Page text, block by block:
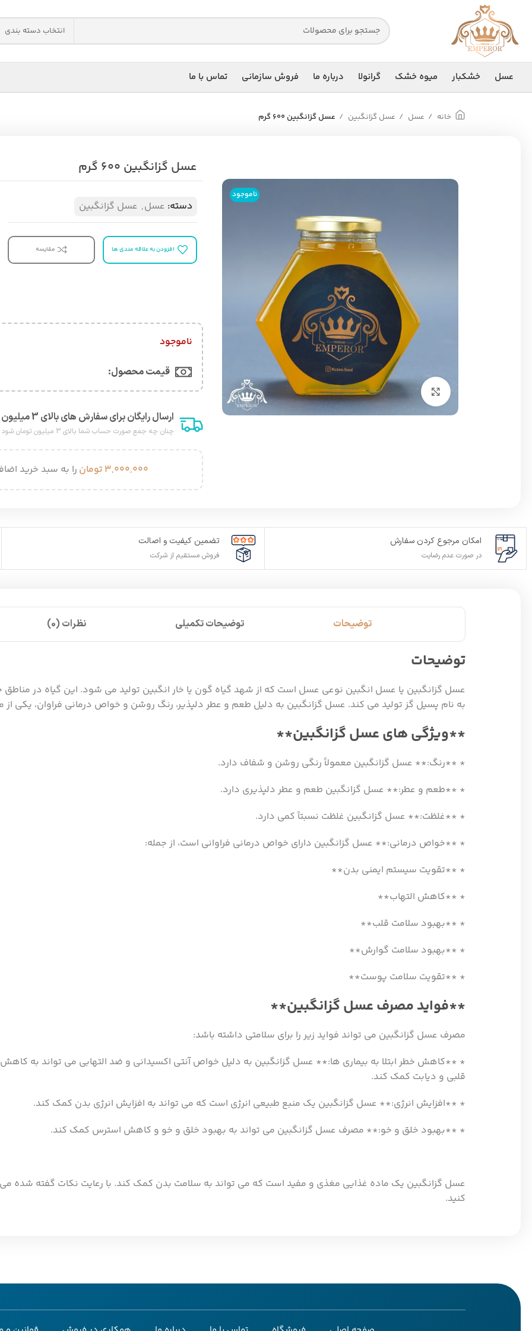
انتخاب دسته بندی
عسل خشکبار میوه خشک گرانولا درباره ما فروش سازمانی تماس با ما
خانه عسل عسل گزانگبین عسل گزانگبین 600 گرم
ناموجود
برای بزرگنمایی کلیک کنید
عسل گزانگبین 600 گرم
دسته: عسل, عسل گزانگبین
افزودن به علاقه مندی ها مقایسه
ناموجود
قیمت محصول:​
ارسال رایگان برای سفارش های بالای 3 میلیون هزار تومان
چنان چه جمع صورت حساب شما بالای 3 میلیون تومان شود هزینه پست برای شما به صورت رایگان محاصبه خواهد شد.
۳,۰۰۰,۰۰۰ تومان را به سبد خرید
امکان مرجوع کردن سفارش
در صورت عدم رضایت
تضمین کیفیت و اصالت
فروش مستقیم از شرکت
توضیحات توضیحات تکمیلی نظرات (0)
توضیحات
عسل گزانگبین یا عسل انگبین نوعی عسل است که از شهد گیاه گون یا خار انگبین تولید می شود. این گیاه در
به نام پسیل گز تولید می کند. عسل گزانگبین به دلیل طعم و عطر دلپذیر، رنگ روشن و خواص درمانی فراوان، یکی
**ویژگی های عسل گزانگبین**
* **رنگ:** عسل گزانگبین معمولاً رنگی روشن و شفاف دارد.
* **طعم و عطر:** عسل گزانگبین طعم و عطر دلپذیری دارد.
* **غلظت:** عسل گزانگبین غلظت نسبتاً کمی دارد.
* **خواص درمانی:** عسل گزانگبین دارای خواص درمانی فراوانی است، از جمله:
* **تقویت سیستم ایمنی بدن**
* **کاهش التهاب**
* **بهبود سلامت قلب**
* **بهبود سلامت گوارش**
* **تقویت سلامت پوست**
**فواید مصرف عسل گزانگبین**
مصرف عسل گزانگبین می تواند فواید زیر را برای سلامتی داشته باشد:
* **کاهش خطر ابتلا به بیماری ها:** عسل گزانگبین به دلیل خواص آنتی اکسیدانی و ضد التهابی می تواند به کاهش
قلبی و دیابت کمک کند.
* **افزایش انرژی:** عسل گزانگبین یک منبع طبیعی انرژی است که می تواند به افزایش انرژی بدن کمک کند.
* **بهبود خلق و خو:** مصرف عسل گزانگبین می تواند به بهبود خلق و خو و کاهش استرس کمک کند.
عسل گزانگبین یک ماده غذایی مغذی و مفید است که می تواند به سلامت بدن کمک کند. با رعایت نکات گفته شده می
کنید.